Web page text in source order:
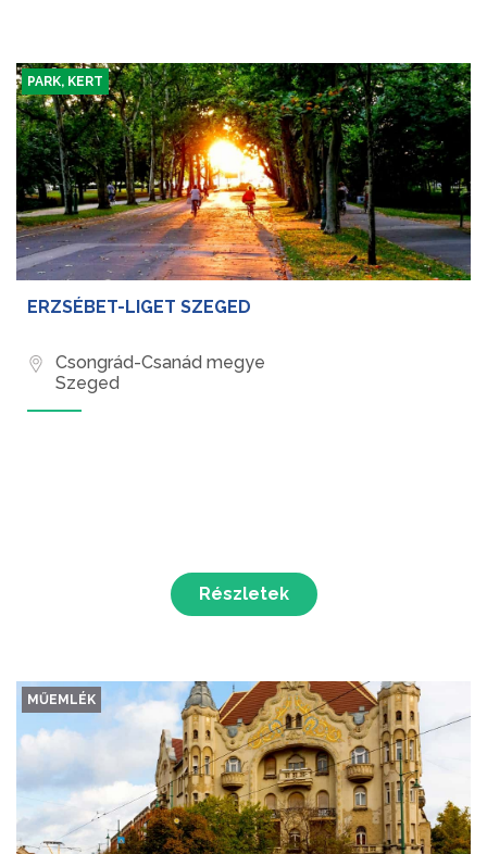
PARK, KERT
ERZSÉBET-LIGET SZEGED
Csongrád-Csanád megye
Szeged
Részletek
MŰEMLÉK